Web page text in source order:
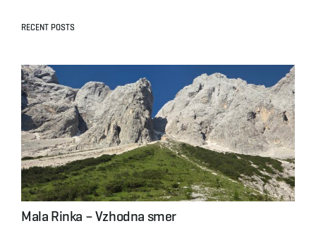
RECENT POSTS
Mala Rinka – Vzhodna smer